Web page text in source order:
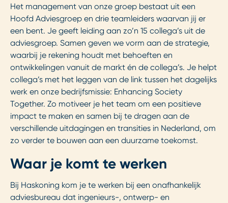
Het management van onze groep bestaat uit een
Hoofd Adviesgroep en drie teamleiders waarvan jij er
een bent. Je geeft leiding aan zo’n 15 collega’s uit de
adviesgroep. Samen geven we vorm aan de strategie,
waarbij je rekening houdt met behoeften en
ontwikkelingen vanuit de markt én de collega’s. Je helpt
collega’s met het leggen van de link tussen het dagelijks
werk en onze bedrijfsmissie: Enhancing Society
Together. Zo motiveer je het team om een positieve
impact te maken en samen bij te dragen aan de
verschillende uitdagingen en transities in Nederland, om
zo verder te bouwen aan een duurzame toekomst.
Waar je komt te werken
Bij Haskoning kom je te werken bij een onafhankelijk
adviesbureau dat ingenieurs-, ontwerp- en